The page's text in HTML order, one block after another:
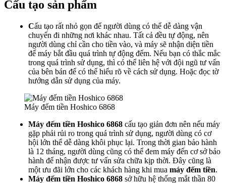
Cấu tạo sản phẩm
Cấu tạo rất nhỏ gọn để người dùng có thể dễ dàng vận
chuyển đi những nơi khác nhau. Tất cả đều tự động, nên
người dùng chỉ cần cho tiền vào, và máy sẽ nhận diện tiền
để máy bắt đầu quá trình tự động đếm. Nếu bạn có thắc mắc
trong quá trình sử dụng, thì có thể liên hệ với đội ngũ tư vấn
của bên bán để có thể hiểu rõ về cách sử dụng. Hoặc đọc tờ
hướng dẫn sử dụng của máy.
Máy đếm tiền Hoshico 6868
Máy đếm tiền Hoshico 6868 cấu tạo giản đơn nên nếu máy
gặp phải rủi ro trong quá trình sử dụng, người dùng có cơ
hội lớn thể dễ dàng khôi phục lại. Trong thời gian bảo hành
là 12 tháng, người dùng cũng có thể đem máy đến cơ sở bảo
hành để nhận được tư vấn sửa chữa kịp thời. Đây cũng là
một ưu đãi lớn cho các khách hàng khi mua máy đếm tiền.
Máy đếm tiền Hoshico 6868 sở hữu hệ thống mắt thần 80